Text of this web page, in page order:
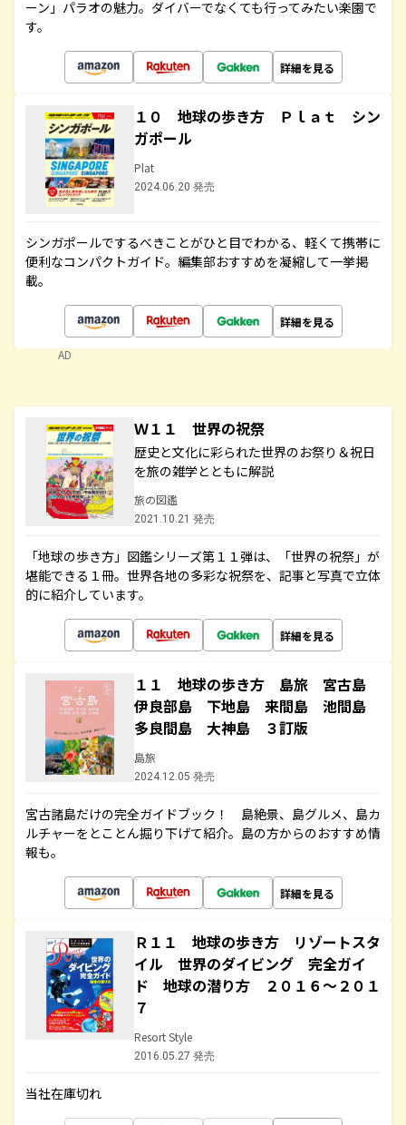
ーン」パラオの魅力。ダイバーでなくても行ってみたい楽園で
す。
詳細を見る
１０ 地球の歩き方 Ｐｌａｔ シン
ガポール
Plat
2024.06.20 発売
シンガポールでするべきことがひと目でわかる、軽くて携帯に
便利なコンパクトガイド。編集部おすすめを凝縮して一挙掲
載。
詳細を見る
AD
Ｗ１１ 世界の祝祭
歴史と文化に彩られた世界のお祭り＆祝日
を旅の雑学とともに解説
旅の図鑑
2021.10.21 発売
「地球の歩き方」図鑑シリーズ第１１弾は、「世界の祝祭」が
堪能できる１冊。世界各地の多彩な祝祭を、記事と写真で立体
的に紹介しています。
詳細を見る
１１ 地球の歩き方 島旅 宮古島
伊良部島 下地島 来間島 池間島
多良間島 大神島 ３訂版
島旅
2024.12.05 発売
宮古諸島だけの完全ガイドブック！ 島絶景、島グルメ、島カ
ルチャーをとことん掘り下げて紹介。島の方からのおすすめ情
報も。
詳細を見る
Ｒ１１ 地球の歩き方 リゾートスタ
イル 世界のダイビング 完全ガイ
ド 地球の潜り方 ２０１６～２０１
７
Resort Style
2016.05.27 発売
当社在庫切れ